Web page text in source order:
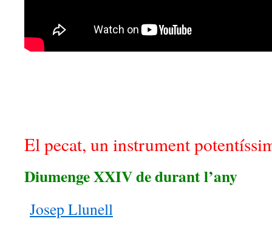
El pecat, un instrument
Diumenge XXIV de durant l’any
Josep Llunell